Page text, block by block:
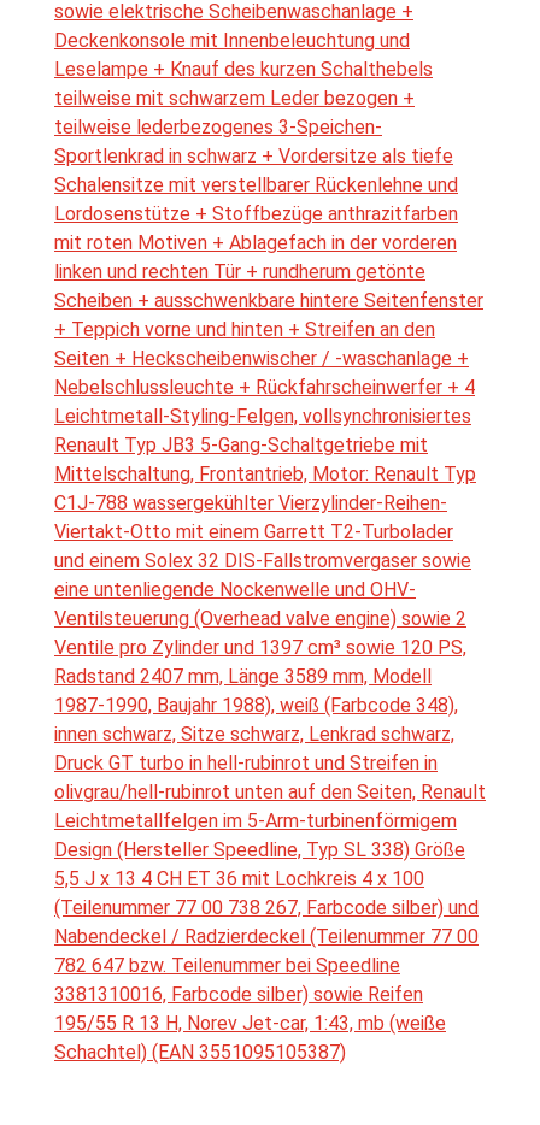
sowie elektrische Scheibenwaschanlage +
Deckenkonsole mit Innenbeleuchtung und
Leselampe + Knauf des kurzen Schalthebels
teilweise mit schwarzem Leder bezogen +
teilweise lederbezogenes 3-Speichen-
Sportlenkrad in schwarz + Vordersitze als tiefe
Schalensitze mit verstellbarer Rückenlehne und
Lordosenstütze + Stoffbezüge anthrazitfarben
mit roten Motiven + Ablagefach in der vorderen
linken und rechten Tür + rundherum getönte
Scheiben + ausschwenkbare hintere Seitenfenster
+ Teppich vorne und hinten + Streifen an den
Seiten + Heckscheibenwischer / -waschanlage +
Nebelschlussleuchte + Rückfahrscheinwerfer + 4
Leichtmetall-Styling-Felgen, vollsynchronisiertes
Renault Typ JB3 5-Gang-Schaltgetriebe mit
Mittelschaltung, Frontantrieb, Motor: Renault Typ
C1J-788 wassergekühlter Vierzylinder-Reihen-
Viertakt-Otto mit einem Garrett T2-Turbolader
und einem Solex 32 DIS-Fallstromvergaser sowie
eine untenliegende Nockenwelle und OHV-
Ventilsteuerung (Overhead valve engine) sowie 2
Ventile pro Zylinder und 1397 cm³ sowie 120 PS,
Radstand 2407 mm, Länge 3589 mm, Modell
1987-1990, Baujahr 1988), weiß (Farbcode 348),
innen schwarz, Sitze schwarz, Lenkrad schwarz,
Druck GT turbo in hell-rubinrot und Streifen in
olivgrau/hell-rubinrot unten auf den Seiten, Renault
Leichtmetallfelgen im 5-Arm-turbinenförmigem
Design (Hersteller Speedline, Typ SL 338) Größe
5,5 J x 13 4 CH ET 36 mit Lochkreis 4 x 100
(Teilenummer 77 00 738 267, Farbcode silber) und
Nabendeckel / Radzierdeckel (Teilenummer 77 00
782 647 bzw. Teilenummer bei Speedline
3381310016, Farbcode silber) sowie Reifen
195/55 R 13 H, Norev Jet-car, 1:43, mb (weiße
Schachtel) (EAN 3551095105387)